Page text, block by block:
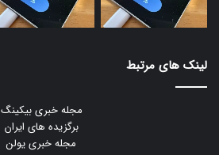
لینک های مرتبط
مجله خبری بیکینگ
برگزیده های ایران
مجله خبری یولن